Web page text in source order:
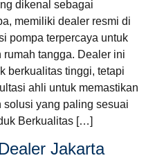
dikenal sebagai
memiliki dealer resmi di
pompa terpercaya untuk
tangga. Dealer ini
berkualitas tinggi, tetapi
ahli untuk memastikan
solusi yang paling sesuai
Berkualitas […]
Jakarta